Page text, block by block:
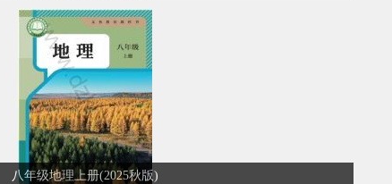
八年级地理上册(2025秋版)